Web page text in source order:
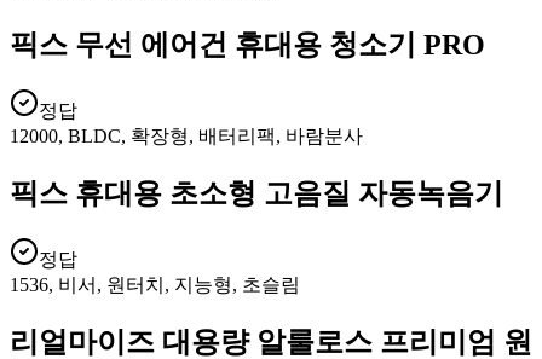
픽스 무선 에어건 휴대용 청소기 PRO
정답
12000, BLDC, 확장형, 배터리팩, 바람분사
픽스 휴대용 초소형 고음질 자동녹음기
정답
1536, 비서, 원터치, 지능형, 초슬림
리얼마이즈 대용량 알룰로스 프리미엄 원